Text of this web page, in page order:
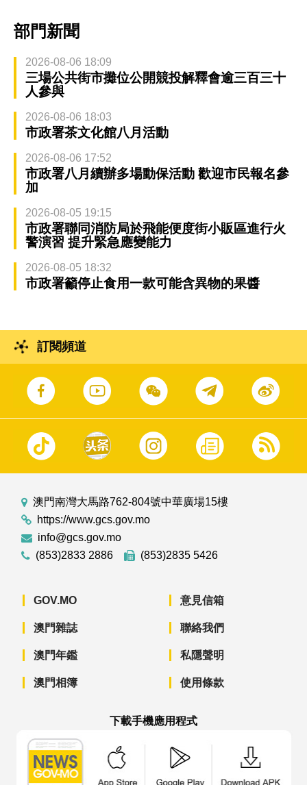
部門新聞
2026-08-06 18:09
三場公共街市攤位公開競投解釋會逾三百三十
人參與
2026-08-06 18:03
市政署茶文化館八月活動
2026-08-06 17:52
市政署八月續辦多場動保活動 歡迎市民報名參
加
2026-08-05 19:15
市政署聯同消防局於飛能便度街小販區進行火
警演習 提升緊急應變能力
2026-08-05 18:32
市政署籲停止食用一款可能含異物的果醬
訂閱頻道
澳門南灣大馬路762-804號中華廣場15樓
https://www.gcs.gov.mo
info@gcs.gov.mo
(853)2833 2886
(853)2835 5426
GOV.MO
澳門雜誌
澳門年鑑
澳門相簿
意見信箱
聯絡我們
私隱聲明
使用條款
下載手機應用程式